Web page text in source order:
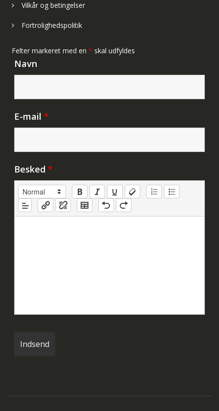
Vilkår og betingelser
Fortrolighedspolitik
Felter markeret med en * skal udfyldes
Navn
E-mail *
Besked *